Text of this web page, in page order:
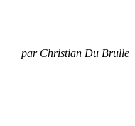
par Christian Du Brulle